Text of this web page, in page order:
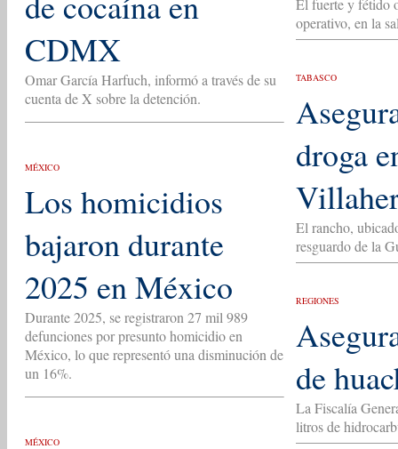
CDMX
Omar García Harfuch, informó a través de su
cuenta de X sobre la detención.
MÉXICO
Los homicidios
bajaron durante
2025 en México
Durante 2025, se registraron 27 mil 989
defunciones por presunto homicidio en
México, lo que representó una disminución de
un 16%.
MÉXICO
El fuerte y fétido
operativo, en la
TABASCO
droga
El rancho,
resguardo de la
REGIONES
de
La Fiscalía
litros de